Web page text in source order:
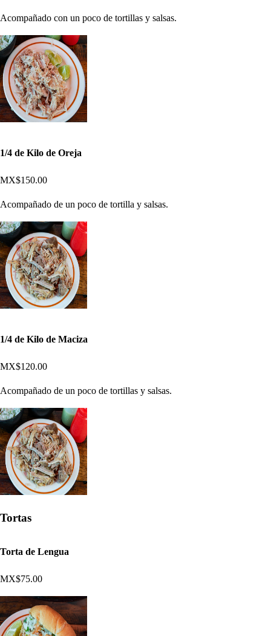
Acompañado con un poco de tortillas y salsas.
1/4 de Kilo de Oreja
MX$150.00
Acompañado de un poco de tortilla y salsas.
1/4 de Kilo de Maciza
MX$120.00
Acompañado de un poco de tortillas y salsas.
Tortas
Torta de Lengua
MX$75.00